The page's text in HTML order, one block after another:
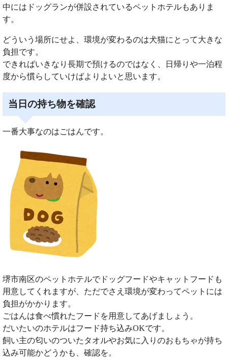
中にはドッグランが併設されているペットホテルもありま
す。
どういう場所にせよ、環境が変わるのは犬猫にとって大きな
負担です。
できればいきなり長期で預けるのではなく、日帰りや一泊程
度から慣らしていけばよりよいと思います。
当日の持ち物を確認
一番大事なのはごはんです。
堺市南区のペットホテルでドッグフードやキャットフードも
用意してくれますが、ただでさえ環境が変わってペットには
負担がかかります。
ごはんは食べ慣れたフードを用意してあげましょう。
だいたいのホテルはフード持ち込みOKです。
飼い主の匂いのついたタオルやお気に入りのおもちゃが持ち
込み可能かどうかも、確認を。